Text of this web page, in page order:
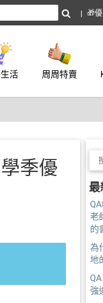
🎁
活 周周特賣
季優
最
老
的
為
地
強